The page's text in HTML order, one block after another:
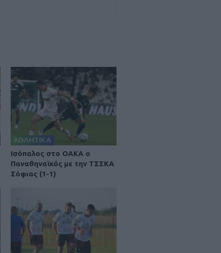
ΑΘΛΗΤΙΚΑ
Ισόπαλος στο ΟΑΚΑ ο
Παναθηναϊκός με την ΤΣΣΚΑ
Σόφιας (1-1)